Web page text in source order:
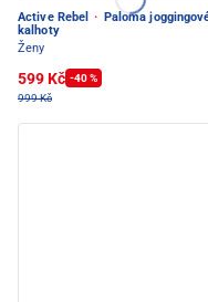
Active Rebel ·
Paloma
kalhoty
Ženy
599 Kč -40 %
999 Kč